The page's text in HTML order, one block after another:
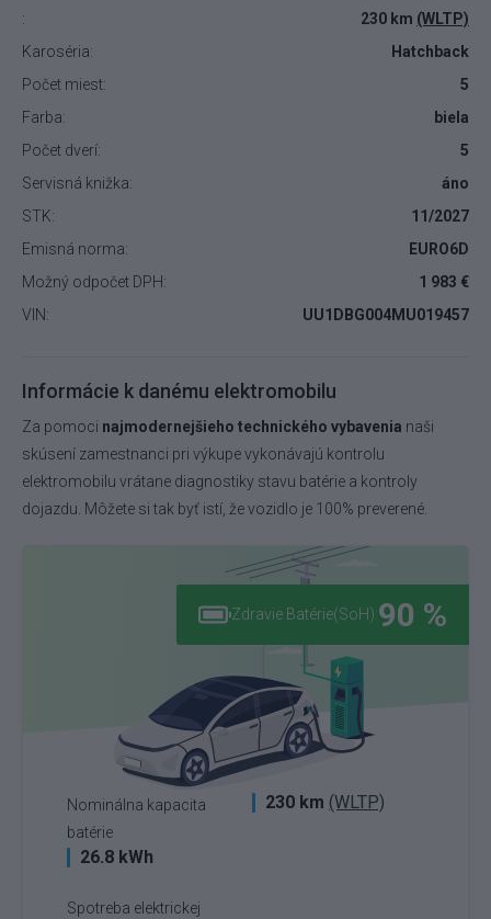
:
230 km (WLTP)
Karoséria:
Hatchback
Počet miest:
5
Farba:
biela
Počet dverí:
5
Servisná knižka:
áno
STK:
11/2027
Emisná norma:
EURO6D
Možný odpočet DPH:
1 983 €
VIN:
UU1DBG004MU019457
Informácie k danému elektromobilu
Za pomoci najmodernejšieho technického vybavenia naši
skúsení zamestnanci pri výkupe vykonávajú kontrolu
elektromobilu vrátane diagnostiky stavu batérie a kontroly
dojazdu. Môžete si tak byť istí, že vozidlo je 100% preverené.
Zdravie Batérie(SoH):90 %
Nominálna kapacita
batérie
26.8 kWh
230 km (WLTP)
Spotreba elektrickej